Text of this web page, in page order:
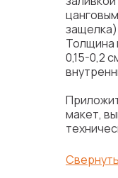
Толщина
0,15-0,2
макет,
Свернуть